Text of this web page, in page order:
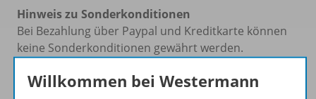
Hinweis zu Sonderkonditionen
Bei Bezahlung über Paypal und Kreditkarte können
keine Sonderkonditionen gewährt werden.
Um den für Sie gültigen Preis zu sehen,melden Sie
Willkommen bei Westermann